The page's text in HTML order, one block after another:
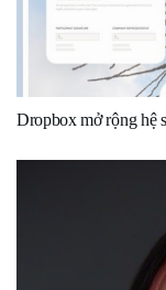
Dropbox mở rộng hệ